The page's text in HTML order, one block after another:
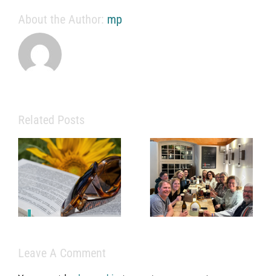
About the Author: mp
Related PostsEine starke
Praxis
braucht mehr
als
medizinisches
Fachwissen
Team.
Info zu
im Juni
Leave A Comment